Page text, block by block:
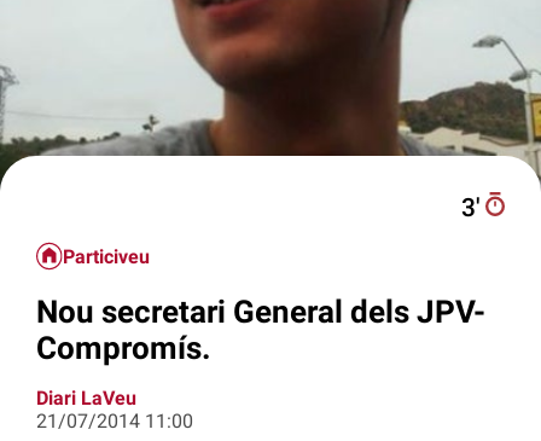
3′
Particiveu
Nou secretari General dels JPV-
Compromís.
Diari LaVeu
21/07/2014 11:00